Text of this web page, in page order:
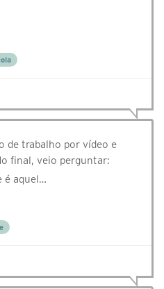
de trabalho por vídeo e
final, veio perguntar:
é aquel…